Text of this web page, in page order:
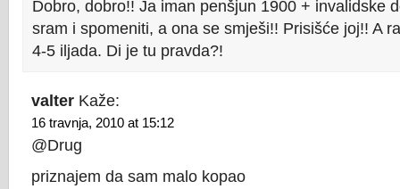
Dobro, dobro!! Ja iman penšjun 1900 + invalidske
sram i spomeniti, a ona se smješi!! Prisišće joj!! A
4-5 iljada. Di je tu pravda?!
valter Kaže:
16 travnja, 2010 at 15:12
@Drug
priznajem da sam malo kopao